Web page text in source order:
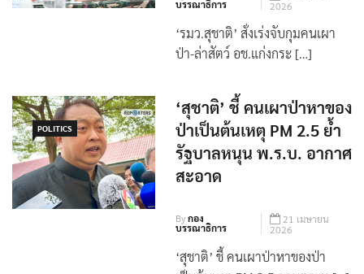
Byกอง
บรรณาธิการ
23 เมษายน
2026
POLITICS
‘สุชาติ’ ชี้ คนเผาป่าหาของ
ป่าเป็นต้นเหตุ PM 2.5 ย้ำ
รัฐบาลหนุน พ.ร.บ. อากาศ
สะอาด
Byกอง
บรรณาธิการ
21 เมษายน
2026